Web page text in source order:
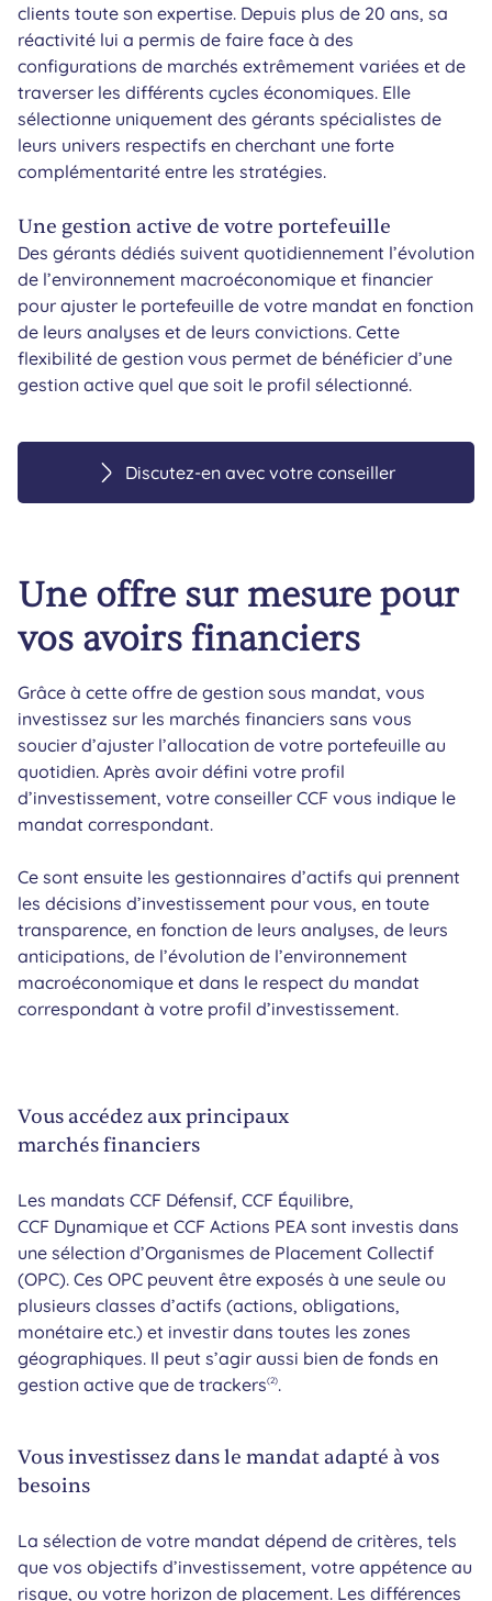
clients toute son expertise. Depuis plus de 20 ans, sa
réactivité lui a permis de faire face à des
configurations de marchés extrêmement variées et de
traverser les différents cycles économiques. Elle
sélectionne uniquement des gérants spécialistes de
leurs univers respectifs en cherchant une forte
complémentarité entre les stratégies.
Une gestion active de votre portefeuille
Des gérants dédiés suivent quotidiennement l’évolution
de l’environnement macroéconomique et financier
pour ajuster le portefeuille de votre mandat en fonction
de leurs analyses et de leurs convictions. Cette
flexibilité de gestion vous permet de bénéficier d’une
gestion active quel que soit le profil sélectionné.
Discutez-en avec votre conseiller
Une offre sur mesure pour
vos avoirs financiers
Grâce à cette offre de gestion sous mandat, vous
investissez sur les marchés financiers sans vous
soucier d’ajuster l’allocation de votre portefeuille au
quotidien. Après avoir défini votre profil
d’investissement, votre conseiller CCF vous indique le
mandat correspondant.
Ce sont ensuite les gestionnaires d’actifs qui prennent
les décisions d’investissement pour vous, en toute
transparence, en fonction de leurs analyses, de leurs
anticipations, de l’évolution de l’environnement
macroéconomique et dans le respect du mandat
correspondant à votre profil d’investissement.
Vous accédez aux principaux
marchés financiers
Les mandats CCF Défensif, CCF Équilibre,
CCF Dynamique et CCF Actions PEA sont investis dans
une sélection d’Organismes de Placement Collectif
(OPC). Ces OPC peuvent être exposés à une seule ou
plusieurs classes d’actifs (actions, obligations,
monétaire etc.) et investir dans toutes les zones
géographiques. Il peut s’agir aussi bien de fonds en
gestion active que de trackers(2).
Vous investissez dans le mandat adapté à vos
besoins
La sélection de votre mandat dépend de critères, tels
que vos objectifs d’investissement, votre appétence au
risque, ou votre horizon de placement. Les différences